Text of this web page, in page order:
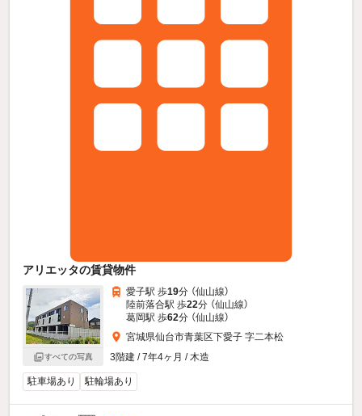
アリエッタの賃貸物件
すべての写真
愛子駅 歩19分 （仙山線）
陸前落合駅 歩22分 （仙山線）
葛岡駅 歩62分 （仙山線）
宮城県仙台市青葉区下愛子 字二本松
3階建 / 7年4ヶ月 / 木造
駐車場あり 駐輪場あり